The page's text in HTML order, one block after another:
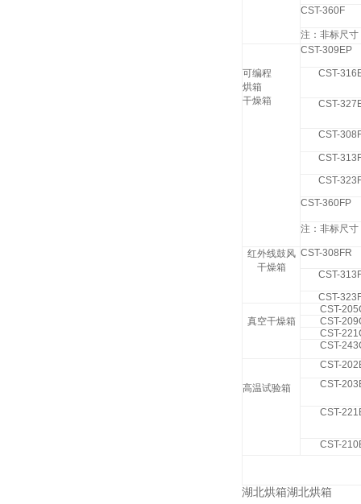
CST-360F
注：非标尺
可编程
烘箱
干燥箱
CST-309EP
CST-
CST-
CST-
CST-
CST-
CST-360FP
注：非标尺
红外线鼓风
干燥箱
CST-308FR
CST-
CST-
真空干燥箱
CST-
CST-
CST-
CST-
高温试验箱
CST-
CST-
CST-
CST-
湖北烘箱湖北烘箱